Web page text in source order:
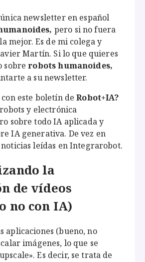
newsletter en español
pero si no fuera
mejor. Es de mi colega y
Martín. Si lo que quieres
sobrerobots humanoides,
a su newsletter.
este boletín deRobot+IA?
y electrónica
sobre todo IA aplicada y
IA generativa. De vez en
leídas en Integrarobot.
la
de vídeos
no con IA)
aplicaciones (bueno, no
imágenes, lo que se
Es decir, se trata de